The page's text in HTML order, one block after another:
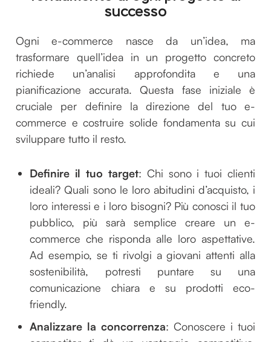
successo
Ogni e-commerce nasce da un’idea, ma
trasformare quell’idea in un progetto concreto
richiede un’analisi approfondita e una
pianificazione accurata. Questa fase iniziale è
cruciale per definire la direzione del tuo e-
commerce e costruire solide fondamenta su cui
sviluppare tutto il resto.
Definire il tuo target: Chi sono i tuoi clienti
ideali? Quali sono le loro abitudini d’acquisto, i
loro interessi e i loro bisogni? Più conosci il tuo
pubblico, più sarà semplice creare un e-
commerce che risponda alle loro aspettative.
Ad esempio, se ti rivolgi a giovani attenti alla
sostenibilità, potresti puntare su una
comunicazione chiara e su prodotti eco-
friendly.
Analizzare la concorrenza: Conoscere i tuoi